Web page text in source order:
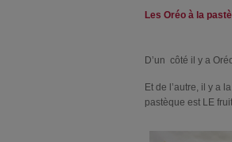
Les Oréo à la
D’un côté il y a
Et de l’autre, il y a
pastèque est LE